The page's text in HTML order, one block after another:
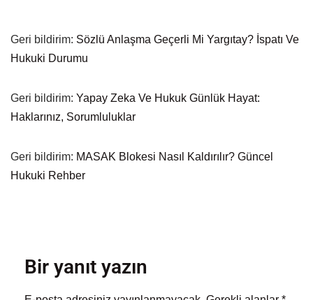
Geri bildirim: Sözlü Anlaşma Geçerli Mi Yargıtay? İspatı Ve
Hukuki Durumu
Geri bildirim: Yapay Zeka Ve Hukuk Günlük Hayat:
Haklarınız, Sorumluluklar
Geri bildirim: MASAK Blokesi Nasıl Kaldırılır? Güncel
Hukuki Rehber
Bir yanıt yazın